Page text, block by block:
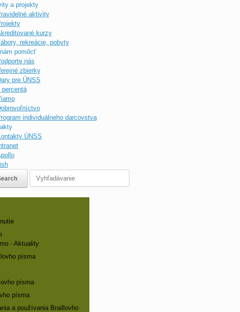
a projekty
aktivity
kurzy
rekreácie, pobyty
pomôcť
nás
zbierky
pre ÚNSS
percentá
individuálneho darcovstva
ÚNSS
- Aktuality
písma
písma
písma
a používania Braillovho